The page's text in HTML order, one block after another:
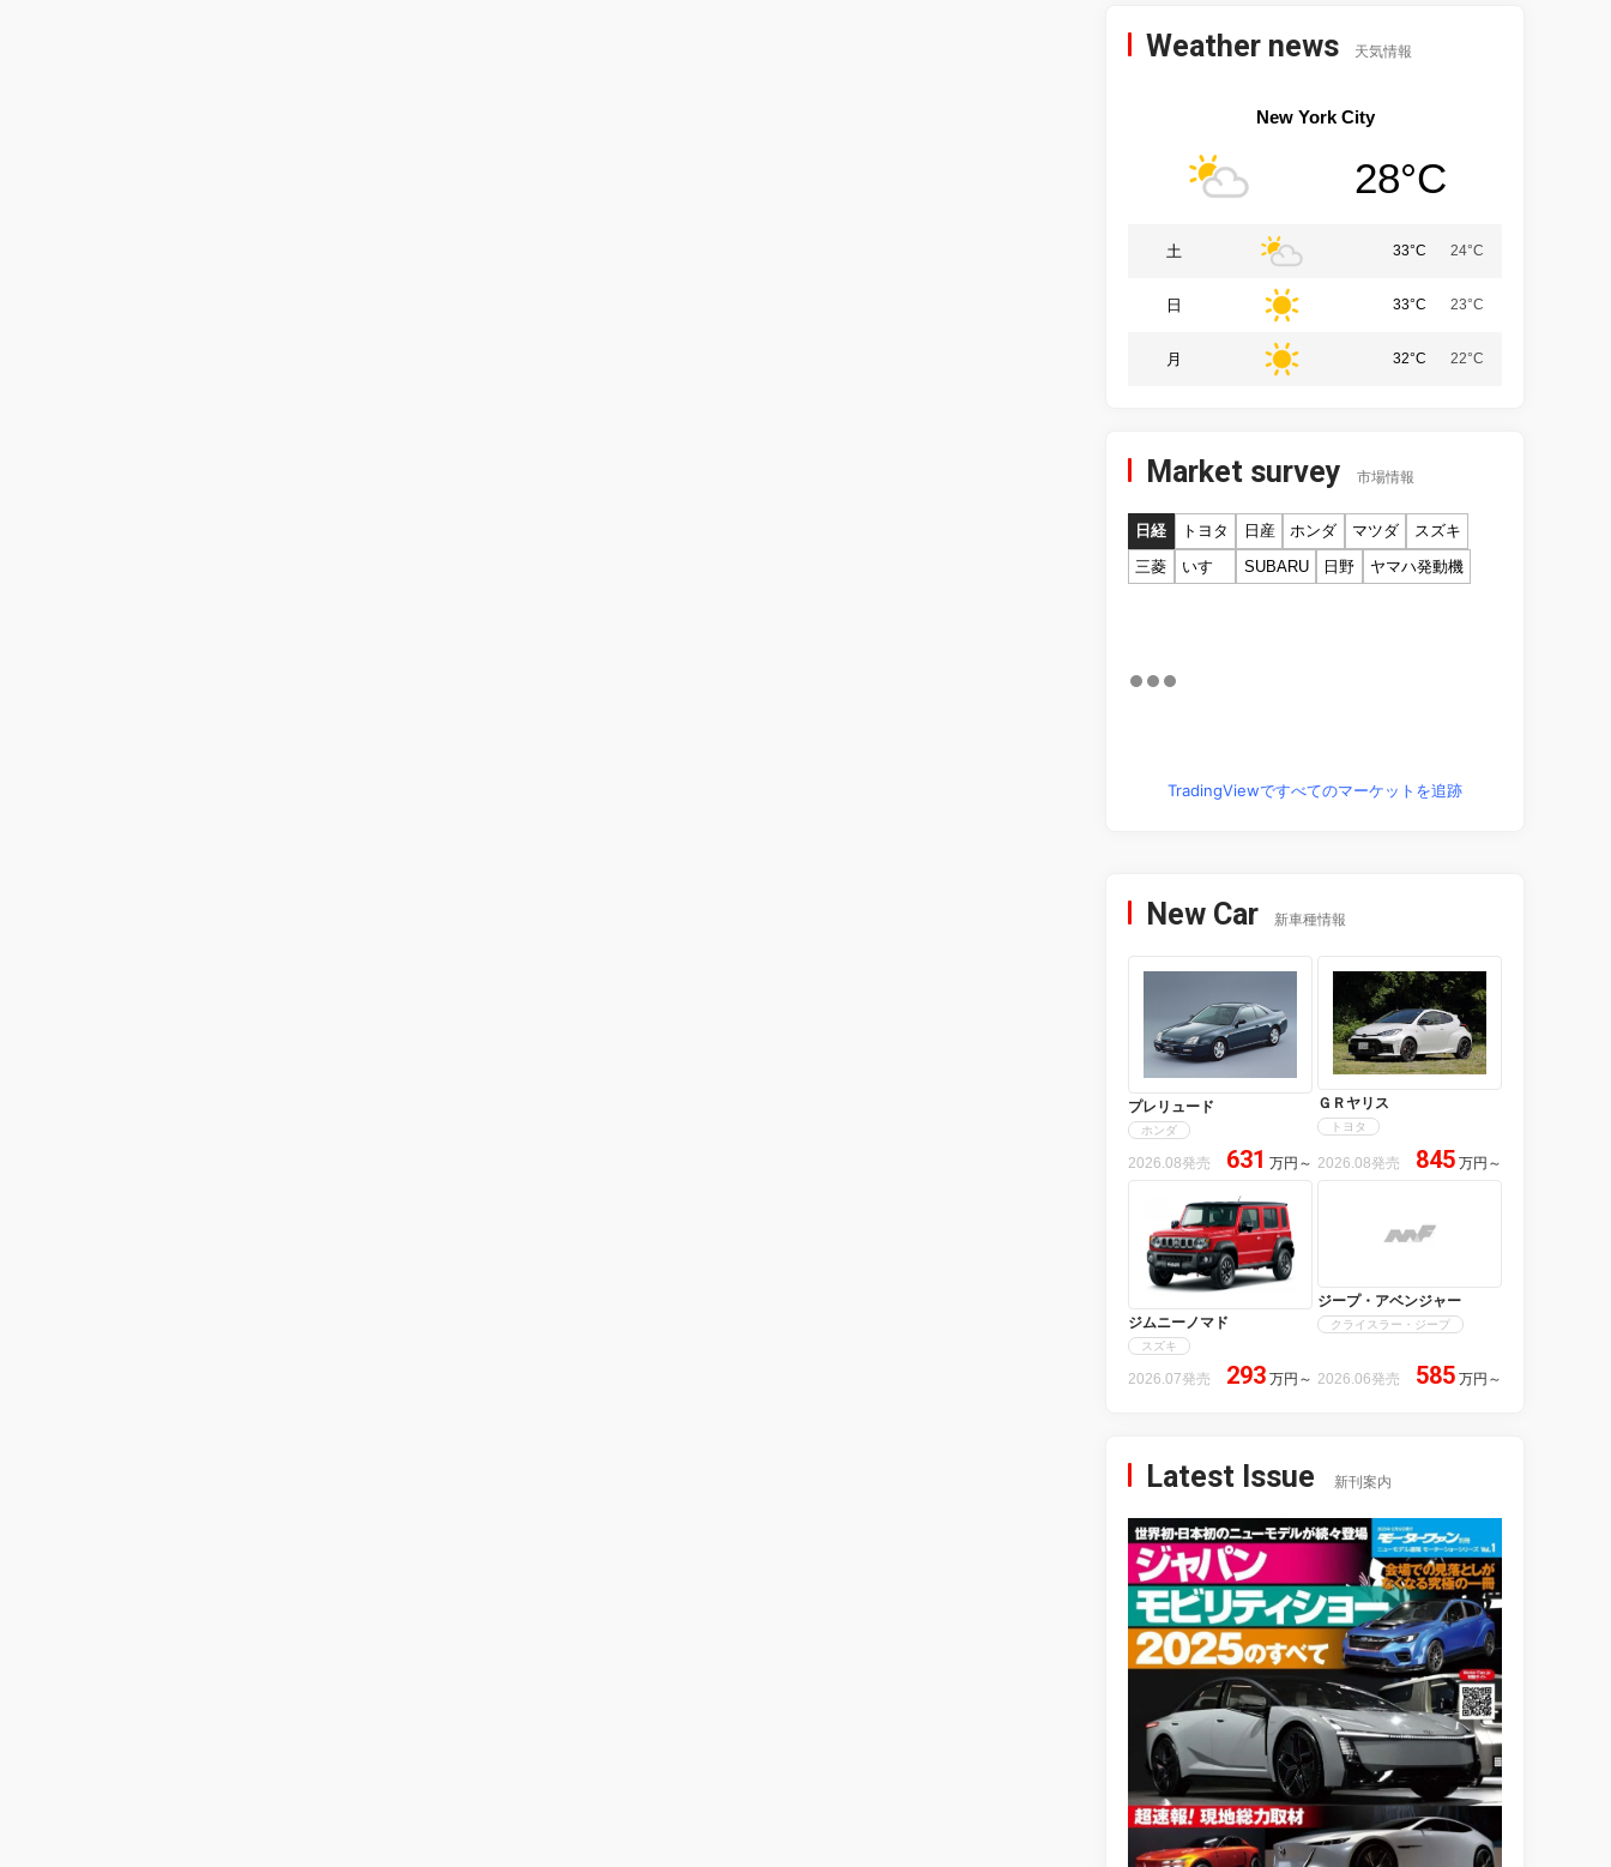
Weather news 天気情報
New York City
28°C
土 33°C 24°C
日 33°C 23°C
月 32°C 22°C
Market survey 市場情報
日経 トヨタ 日産 ホンダ マツダ
スズキ
三菱
いすゞ SUBARU 日野 ヤマハ発動機
TradingViewですべてのマーケットを追跡
New Car 新車種情報
プレリュード
ホンダ
2026.08発売 631 万円 ～
ＧＲヤリス
トヨタ
2026.08発売 845 万円 ～
ジムニーノマド
スズキ
2026.07発売 293 万円 ～
ジープ・アベンジャー
クライスラー・ジープ
2026.06発売 585 万円 ～
Latest Issue 新刊案内